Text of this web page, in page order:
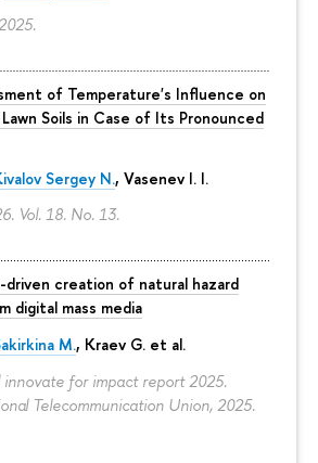
of Temperature's Influence on
Soils in Case of Its Pronounced
Sergey N., Vasenev I. I.
Vol. 18. No. 13.
driven creation of natural hazard
digital mass media
M., Kraev G. et al.
innovate for impact report 2025.
Telecommunication Union, 2025.